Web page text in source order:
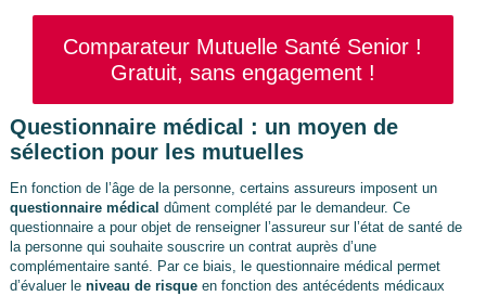
Comparateur Mutuelle Santé Senior !
Gratuit, sans engagement !
Questionnaire médical : un moyen de
sélection pour les mutuelles
En fonction de l’âge de la personne, certains assureurs imposent un
questionnaire médical dûment complété par le demandeur. Ce
questionnaire a pour objet de renseigner l’assureur sur l’état de santé de
la personne qui souhaite souscrire un contrat auprès d’une
complémentaire santé. Par ce biais, le questionnaire médical permet
d’évaluer le niveau de risqueen fonction des antécédents médicaux